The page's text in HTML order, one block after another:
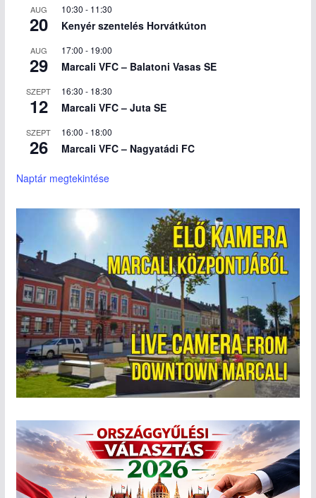
AUG
20
10:30 - 11:30
Kenyér szentelés Horvátkúton
AUG
29
17:00 - 19:00
Marcali VFC – Balatoni Vasas SE
SZEPT
12
16:30 - 18:30
Marcali VFC – Juta SE
SZEPT
26
16:00 - 18:00
Marcali VFC – Nagyatádi FC
Naptár megtekintése